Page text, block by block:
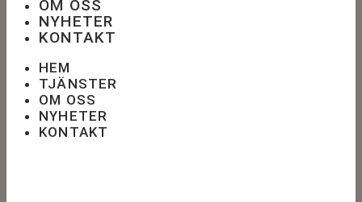
OM OSS
NYHETER
KONTAKT
HEM
TJÄNSTER
OM OSS
NYHETER
KONTAKT